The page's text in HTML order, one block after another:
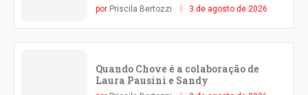
por Priscila Bertozzi 3 de agosto de 2026
Quando Chove é a colaboração de
Laura Pausini e Sandy